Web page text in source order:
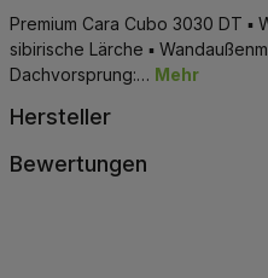
Premium Cara Cubo 3030 DT ▪
sibirische Lärche ▪
Dachvorsprung:… Mehr
Hersteller
Bewertungen